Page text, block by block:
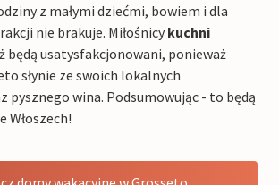
z małymi dziećmi, bowiem i dla
nie brakuje. Miłośnicy kuchni
będą usatysfakcjonowani, ponieważ
słynie ze swoich lokalnych
pysznego wina. Podsumowując - to będą
Włoszech!